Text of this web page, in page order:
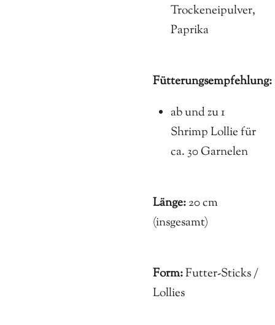
Trockeneipulver,
Paprika
Fütterungsempfehlung:
ab und zu 1
Shrimp Lollie für
ca. 30 Garnelen
Länge:20 cm
(insgesamt)
Form:Futter-Sticks /
Lollies